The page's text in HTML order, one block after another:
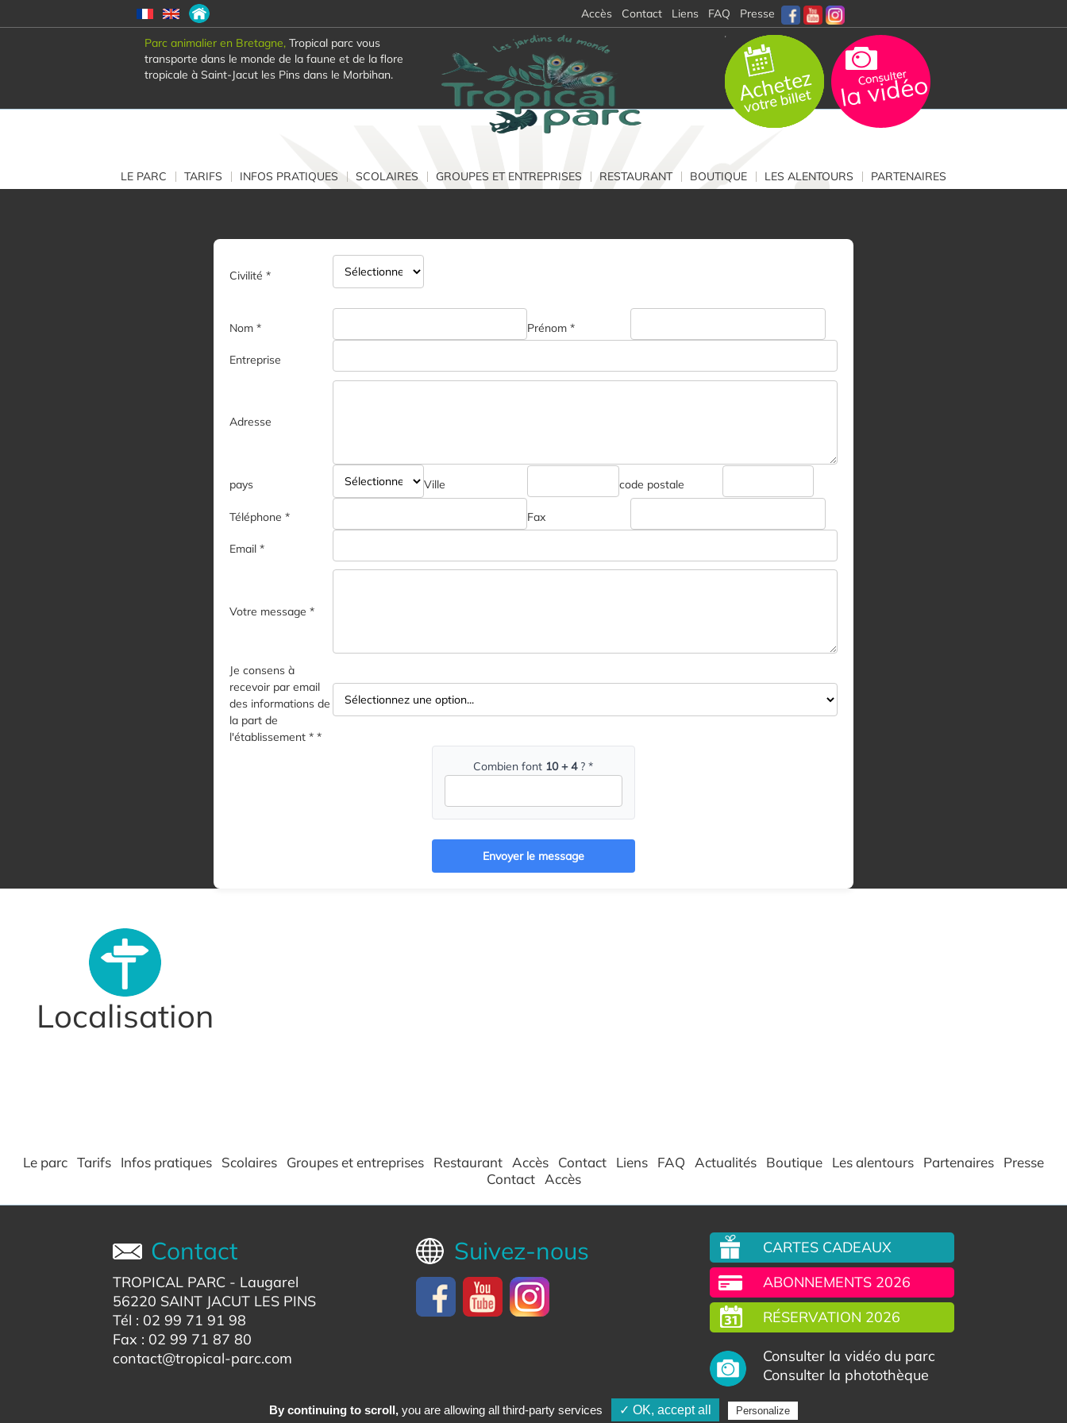
Accès Contact Liens FAQ Presse
Parc animalier en Bretagne, Tropical parc vous
transporte dans le monde de la faune et de la flore
tropicale à Saint-Jacut les Pins dans le Morbihan.
LE PARC TARIFS INFOS PRATIQUES SCOLAIRES GROUPES ET ENTREPRISES RESTAURANT BOUTIQUE LES ALENTOURS PARTENAIRES
Civilité *
Nom * Prénom *
Entreprise
Adresse
pays Ville code postale
Téléphone * Fax
Email *
Votre message *
Je consens à
recevoir par email
des informations de
la part de
l'établissement * *
Combien font 10 + 4? *
Envoyer le message
Localisation
Le parc Tarifs Infos pratiques Scolaires Groupes et entreprises Restaurant Accès Contact Liens FAQ Actualités Boutique Les alentours Partenaires
Presse
Contact
Accès
Contact
TROPICAL PARC - Laugarel
56220 SAINT JACUT LES PINS
Tél : 02 99 71 91 98
Fax : 02 99 71 87 80
contact@tropical-parc.com
Suivez-nous
CARTES CADEAUX
ABONNEMENTS 2026
RÉSERVATION 2026
Consulter la vidéo du parc
Consulter la photothèque
-Plan du site-Protection des données personnelles-Nos flux RSS -Création et référencement Site internet E-comouest
By continuing to scroll,you are allowing all third-party services ✓ OK, accept all Personalize